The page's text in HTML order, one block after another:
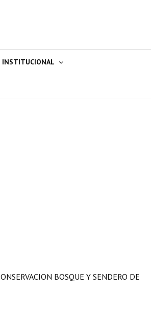
INSTITUCIONAL
BOSQUE Y SENDERO DE